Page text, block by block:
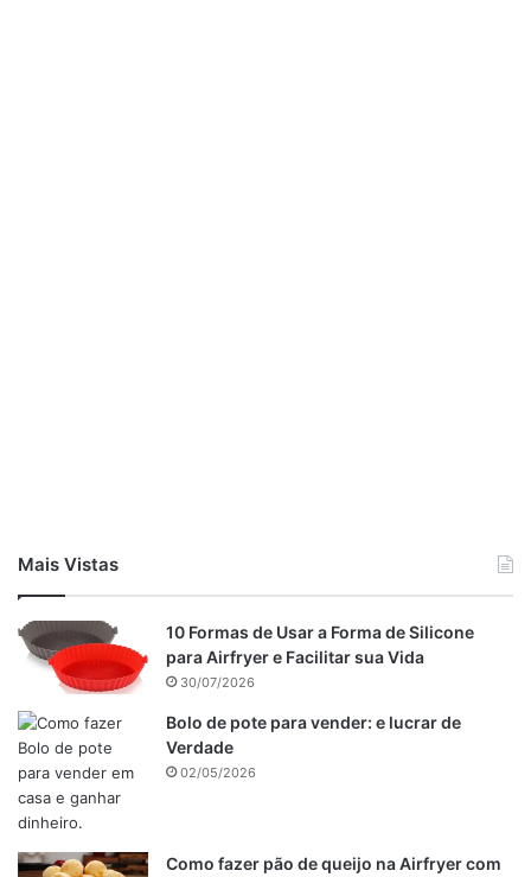
Mais Vistas
10 Formas de Usar a Forma de Silicone
para Airfryer e Facilitar sua Vida
30/07/2026
Bolo de pote para vender: e lucrar de
Verdade
02/05/2026
Como fazer pão de queijo na Airfryer com